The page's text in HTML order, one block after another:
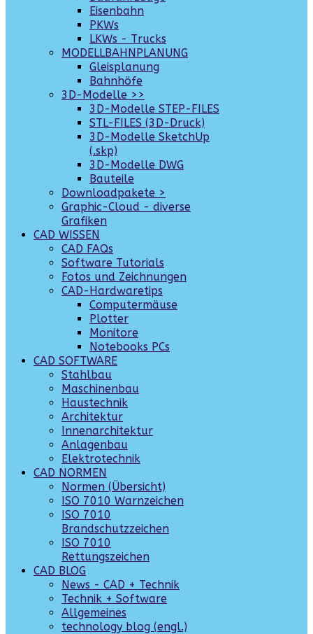
Eisenbahn
PKWs
LKWs - Trucks
MODELLBAHNPLANUNG
Gleisplanung
Bahnhöfe
3D-Modelle >>
3D-Modelle STEP-FILES
STL-FILES (3D-Druck)
3D-Modelle SketchUp
(.skp)
3D-Modelle DWG
Bauteile
Downloadpakete >
Graphic-Cloud - diverse
Grafiken
CAD WISSEN
CAD FAQs
Software Tutorials
Fotos und Zeichnungen
CAD-Hardwaretips
Computermäuse
Plotter
Monitore
Notebooks PCs
CAD SOFTWARE
Stahlbau
Maschinenbau
Haustechnik
Architektur
Innenarchitektur
Anlagenbau
Elektrotechnik
CAD NORMEN
Normen (Übersicht)
ISO 7010 Warnzeichen
ISO 7010
Brandschutzzeichen
ISO 7010
Rettungszeichen
CAD BLOG
News - CAD + Technik
Technik + Software
Allgemeines
technology blog (engl.)